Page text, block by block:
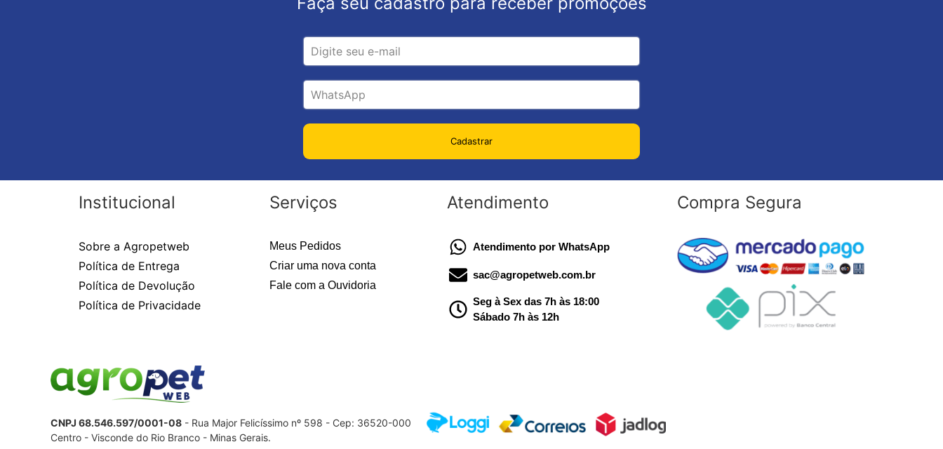
Cadastrar
Institucional
Sobre a Agropetweb
Política de Entrega
Política de Devolução
Política de Privacidade
Serviços
Meus Pedidos
Criar uma nova conta
Fale com a Ouvidoria
Atendimento
Atendimento por WhatsApp
sac@agropetweb.com.br
Seg à Sex das 7h às 18:00
Sábado 7h às 12h
Compra Segura
CNPJ 68.546.597/0001-08 - Rua Major Felicíssimo nº 598 - Cep: 36520-000
Centro - Visconde do Rio Branco - Minas Gerais.